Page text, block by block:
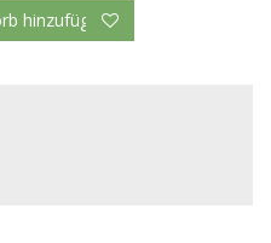
hinzufügen